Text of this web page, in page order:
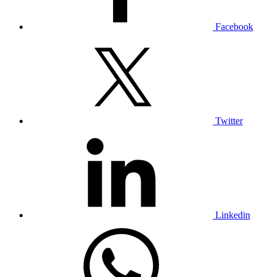
Facebook
Twitter
Linkedin